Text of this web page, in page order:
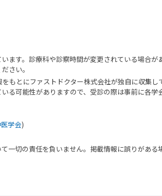
ます。診療科や診察時間が変更されている場合が
さい。
もとにファストドクター株式会社が独自に収集し
る可能性がありますので、受診の際は事前に各学
学会)
一切の責任を負いません。掲載情報に誤りがある